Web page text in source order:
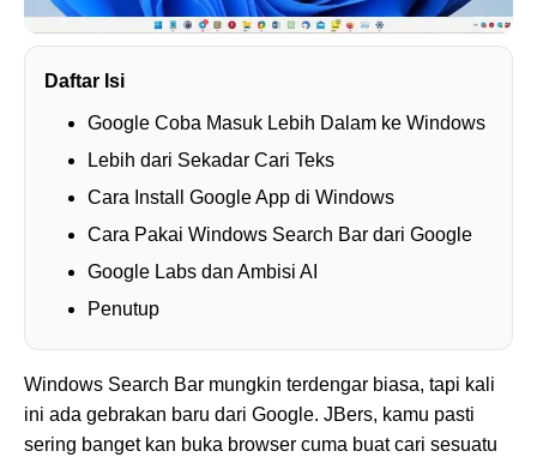
Daftar Isi
Google Coba Masuk Lebih Dalam ke Windows
Lebih dari Sekadar Cari Teks
Cara Install Google App di Windows
Cara Pakai Windows Search Bar dari Google
Google Labs dan Ambisi AI
Penutup
Windows Search Bar mungkin terdengar biasa, tapi kali
ini ada gebrakan baru dari Google. JBers, kamu pasti
sering banget kan buka browser cuma buat cari sesuatu